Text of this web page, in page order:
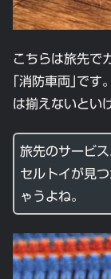
こちらは旅先で
｢消防車両｣です
は揃えないとい
旅先のサービ
セルトイが見
ゃうよね。